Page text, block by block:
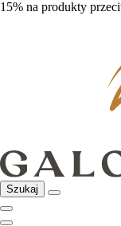
15% na produkty
Szukaj